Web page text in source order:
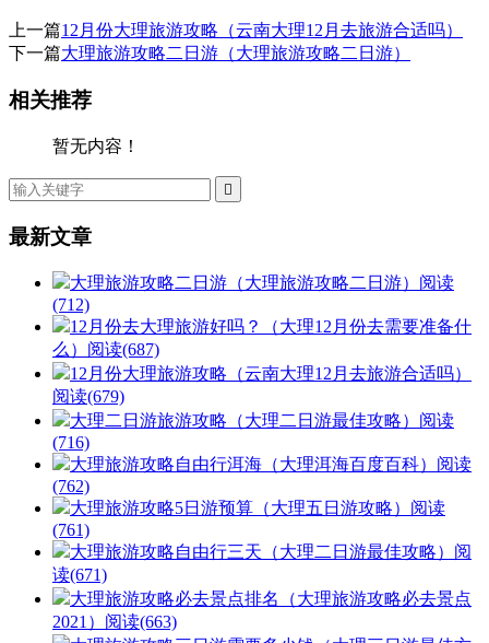
上一篇12月份大理旅游攻略（云南大理12月去旅游合适吗）
下一篇大理旅游攻略二日游（大理旅游攻略二日游）
相关推荐
暂无内容！

最新文章
大理旅游攻略二日游（大理旅游攻略二日游） 阅读
(712)
12月份去大理旅游好吗？（大理12月份去需要准备什
么） 阅读(687)
12月份大理旅游攻略（云南大理12月去旅游合适吗）
阅读(679)
大理二日游旅游攻略（大理二日游最佳攻略） 阅读
(716)
大理旅游攻略自由行洱海（大理洱海百度百科） 阅读
(762)
大理旅游攻略5日游预算（大理五日游攻略） 阅读
(761)
大理旅游攻略自由行三天（大理二日游最佳攻略） 阅
读(671)
大理旅游攻略必去景点排名（大理旅游攻略必去景点
2021） 阅读(663)